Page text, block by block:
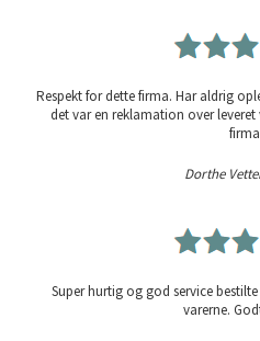
Respekt for dette firma. Har aldrig
det var en reklamation over
Dorthe
Super hurtig og god service
varerne.